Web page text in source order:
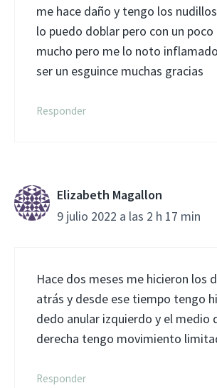
me hace daño y tengo los
lo puedo doblar pero con un
mucho pero me lo noto
ser un esguince muchas gracias
Responder
Elizabeth Magallon
9 julio 2022 a las 2 h 17 min
Hace dos meses me hicieron los
atrás y desde ese tiempo tengo
dedo anular izquierdo y el medio
derecha tengo movimiento
Responder